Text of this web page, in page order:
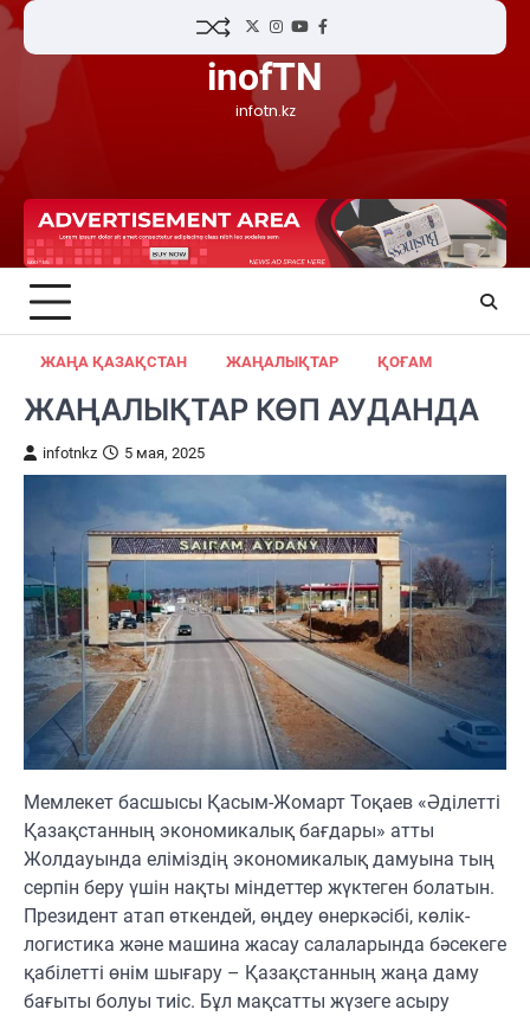
Skip
content
TwitterInstagram
YouTubeFacebook
inofTN
infotn.kz
ЖАҢА ҚАЗАҚСТАН ЖАҢАЛЫҚТАР ҚОҒАМ
ЖАҢАЛЫҚТАР КӨП АУДАНДА
infotnkz 5 мая, 2025
Мемлекет басшысы Қасым-Жомарт Тоқаев «Әділетті
Қазақстанның экономикалық бағдары» атты
Жолдауында еліміздің экономикалық дамуына тың
серпін беру үшін нақты міндеттер жүктеген болатын.
Президент атап өткендей, өңдеу өнеркәсібі, көлік-
логистика және машина жасау салаларында бәсекеге
қабілетті өнім шығару – Қазақстанның жаңа даму
бағыты болуы тиіс. Бұл мақсатты жүзеге асыру